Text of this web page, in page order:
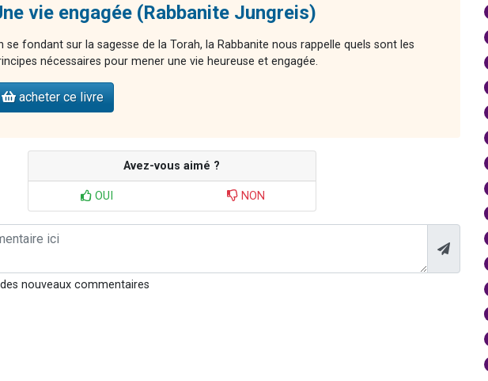
vie engagée (Rabbanite Jungreis)
se fondant sur la sagesse de la Torah, la Rabbanite nous rappelle quels sont les
nécessaires pour mener une vie heureuse et engagée.
acheter ce livre
Avez-vous aimé ?
OUI NON
nouveaux commentaires